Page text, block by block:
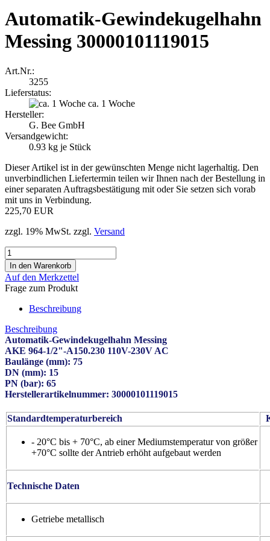
Automatik-Gewindekugelhahn
Messing 30000101119015
Art.Nr.:
3255
Lieferstatus:
ca. 1 Woche
Hersteller:
G. Bee GmbH
Versandgewicht:
0.93 kg je Stück
Dieser Artikel ist in der gewünschten Menge nicht lagerhaltig. Den
unverbindlichen Liefertermin teilen wir Ihnen nach der Bestellung in
einer separaten Auftragsbestätigung mit oder Sie setzen sich vorab
mit uns in Verbindung.
225,70 EUR
zzgl. 19% MwSt. zzgl. Versand
Auf den Merkzettel
Frage zum Produkt
Beschreibung
Beschreibung
Automatik-Gewindekugelhahn Messing
AKE 964-1/2"-A150.230 110V-230V AC
Baulänge (mm): 75
DN (mm): 15
PN (bar): 65
Herstellerartikelnummer: 30000101119015
Standardtemperaturbereich
- 20°C bis + 70°C, ab einer Mediumstemperatur von größer
+70°C sollte der Antrieb erhöht aufgebaut werden
Technische Daten
Getriebe metallisch